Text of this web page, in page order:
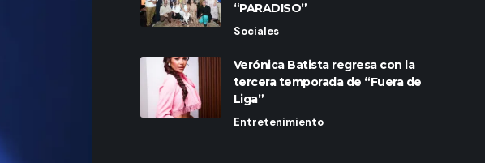
“PARADISO”
Sociales
Verónica Batista regresa con la
tercera temporada de “Fuera de
Liga”
Entretenimiento